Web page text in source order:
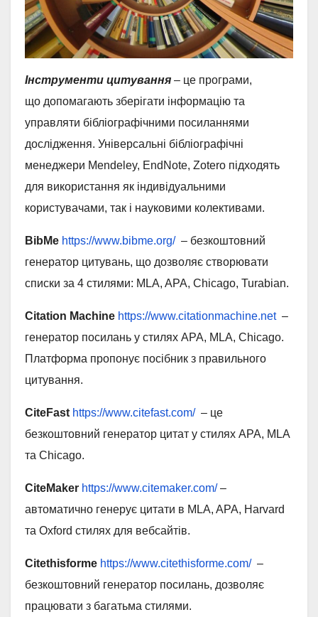
Інструменти цитування – це програми,
що допомагають зберігати інформацію та
управляти бібліографічними посиланнями
дослідження. Універсальні бібліографічні
менеджери Mendeley, EndNote, Zotero підходять
для використання як індивідуальними
користувачами, так і науковими колективами.
BibMe https://www.bibme.org/– безкоштовний
генератор цитувань, що дозволяє створювати
списки за 4 стилями: MLA, APA, Chicago, Turabian.
Citation Machine https://www.citationmachine.net –
генератор посилань у стилях APA, MLA, Chicago.
Платформа пропонує посібник з правильного
цитування.
CiteFast https://www.citefast.com/– це
безкоштовний генератор цитат у стилях APA, MLA
та Chicago.
CiteMaker https://www.citemaker.com/–
автоматично генерує цитати в MLA, APA, Harvard
та Oxford стилях для вебсайтів.
Citethisforme https://www.citethisforme.com/–
безкоштовний генератор посилань, дозволяє
працювати з багатьма стилями.